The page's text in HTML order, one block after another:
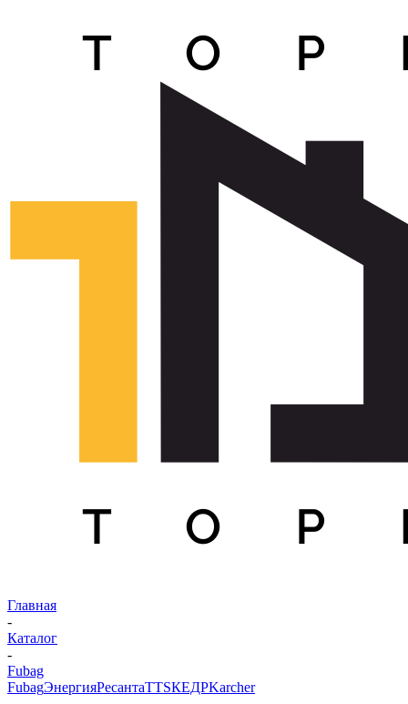
Главная
-
Каталог
-
Fubag
FubagЭнергияРесантаTTSКЕДРKarcher